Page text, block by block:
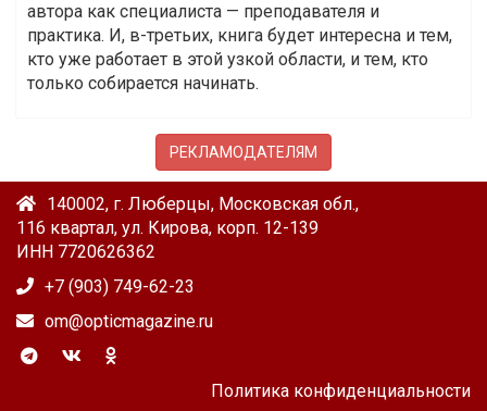
автора как специалиста — преподавателя и
практика. И, в-третьих, книга будет интересна и тем,
кто уже работает в этой узкой области, и тем, кто
только собирается начинать.
РЕКЛАМОДАТЕЛЯМ
140002, г. Люберцы, Московская обл.,
116 квартал, ул. Кирова, корп. 12-139
ИНН 7720626362
+7 (903) 749-62-23
om@opticmagazine.ru
Политика конфиденциальности